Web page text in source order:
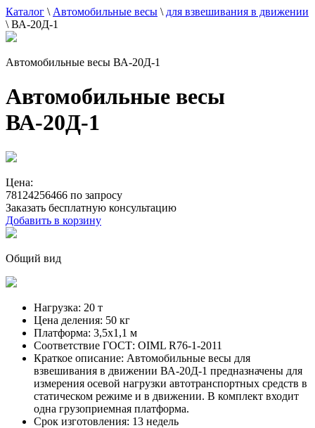
Каталог \ Автомобильные весы \ для взвешивания в движении
\ ВА-20Д-1
Автомобильные весы ВА-20Д-1
Автомобильные весы
ВА-20Д-1
Цена:
78124256466 по запросу
Заказать бесплатную консультацию
Добавить в корзину
Общий вид
Нагрузка: 20 т
Цена деления: 50 кг
Платформа: 3,5х1,1 м
Соответствие ГОСТ: OIML R76-1-2011
Краткое описание: Автомобильные весы для
взвешивания в движении ВА-20Д-1 предназначены для
измерения осевой нагрузки автотранспортных средств в
статическом режиме и в движении. В комплект входит
одна грузоприемная платформа.
Срок изготовления: 13 недель